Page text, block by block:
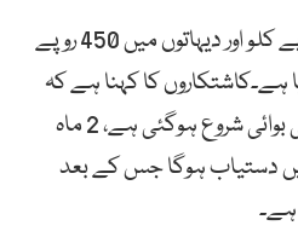
بدین شہر میں ٹماٹر 400 روپے کلو اور دیہاتوں میں 450 روپے
ہے۔کاشتکاروں کا کہنا ہے کہ
ضلع میں ٹماٹر کی فصل کی بوائی شروع ہوگئی ہے، 2 ماہ
دستیاب ہوگا جس کے بعد
ہے۔